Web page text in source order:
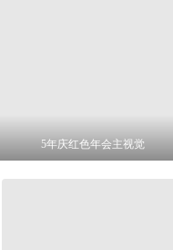
5年庆红色年会主视觉